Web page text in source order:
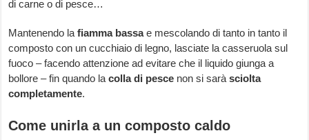
di carne o di pesce…
Mantenendo lafiamma bassae mescolando di tanto in tanto il
composto con un cucchiaio di legno, lasciate la casseruola sul
fuoco – facendo attenzione ad evitare che il liquido giunga a
bollore – fin quando lacolla di pesce non si saràsciolta
completamente.
Come unirla a un composto caldo